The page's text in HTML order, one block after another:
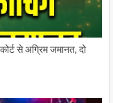
से अग्रिम जमानत, दो